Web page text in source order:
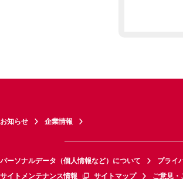
お知らせ 企業情報
パーソナルデータ（個人情報など）について プライ
サイトメンテナンス情報
サイトマップ ご意見・